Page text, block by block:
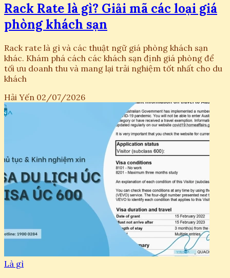
Rack Rate là gì? Giải mã các loại giá
phòng khách sạn
Rack rate là gì và các thuật ngữ giá phòng khách sạn
khác. Khám phá cách các khách sạn định giá phòng để
tối ưu doanh thu và mang lại trải nghiệm tốt nhất cho du
khách
Hải Yến 02/07/2026
Là gì